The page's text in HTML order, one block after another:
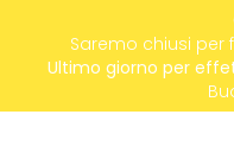
Saremo chiusi per
Ultimo giorno per